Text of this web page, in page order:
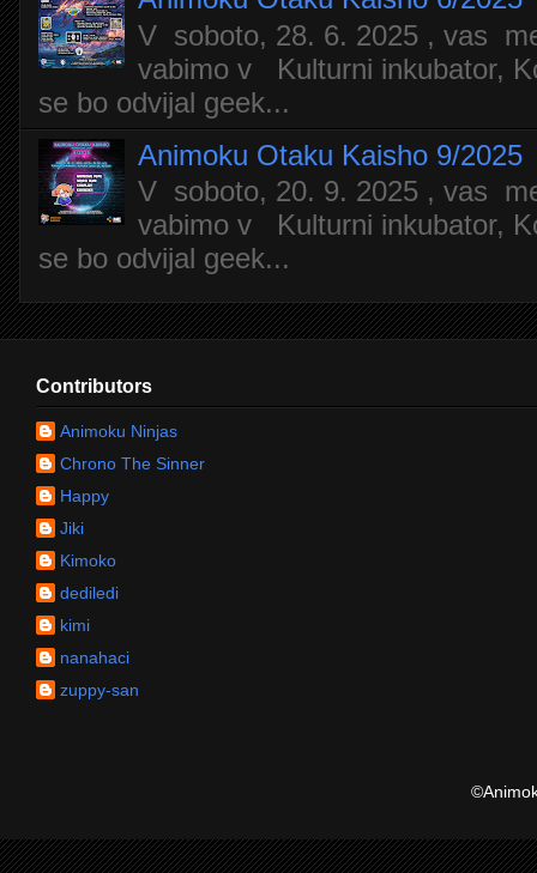
V soboto, 28. 6. 2025 , vas
vabimo v Kulturni inkubator,
se bo odvijal geek...
Animoku Otaku Kaisho 9/2025
V soboto, 20. 9. 2025 , vas
vabimo v Kulturni inkubator,
se bo odvijal geek...
Contributors
Animoku Ninjas
Chrono The Sinner
Happy
Jiki
Kimoko
dediledi
kimi
nanahaci
zuppy-san